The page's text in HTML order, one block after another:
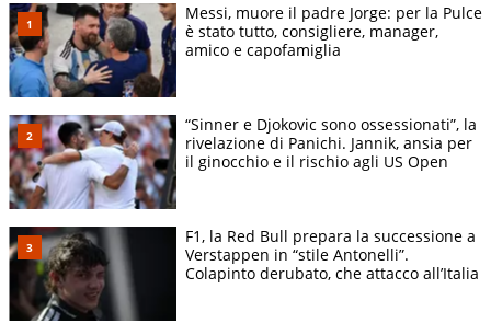
Messi, muore il padre Jorge: per la Pulce
è stato tutto, consigliere, manager,
amico e capofamiglia
“Sinner e Djokovic sono ossessionati”, la
rivelazione di Panichi. Jannik, ansia per
il ginocchio e il rischio agli US Open
F1, la Red Bull prepara la successione a
Verstappen in “stile Antonelli”.
Colapinto derubato, che attacco all’Italia